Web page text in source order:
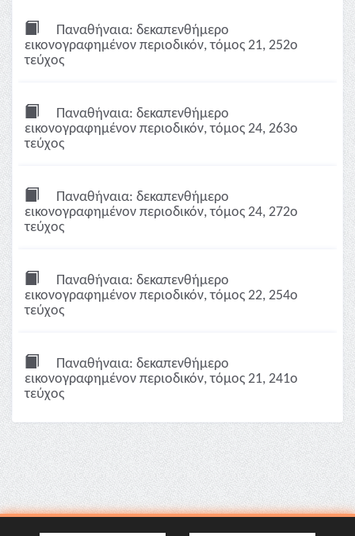
Παναθήναια: δεκαπενθήμερο
εικονογραφημένον περιοδικόν, τόμος 21, 252ο
τεύχος
Παναθήναια: δεκαπενθήμερο
εικονογραφημένον περιοδικόν, τόμος 24, 263ο
τεύχος
Παναθήναια: δεκαπενθήμερο
εικονογραφημένον περιοδικόν, τόμος 24, 272ο
τεύχος
Παναθήναια: δεκαπενθήμερο
εικονογραφημένον περιοδικόν, τόμος 22, 254ο
τεύχος
Παναθήναια: δεκαπενθήμερο
εικονογραφημένον περιοδικόν, τόμος 21, 241ο
τεύχος